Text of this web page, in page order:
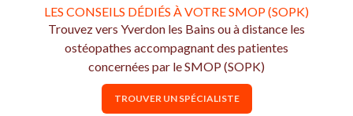
LES CONSEILS DÉDIÉS À VOTRE SMOP (SOPK)
Trouvez vers Yverdon les Bains ou à distance les
ostéopathes accompagnant des patientes
concernées par le SMOP (SOPK)
TROUVER UN SPÉCIALISTE